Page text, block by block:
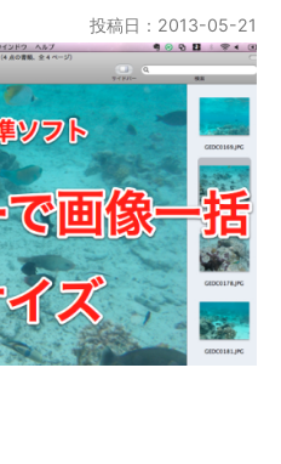
投稿日：2013-05-21